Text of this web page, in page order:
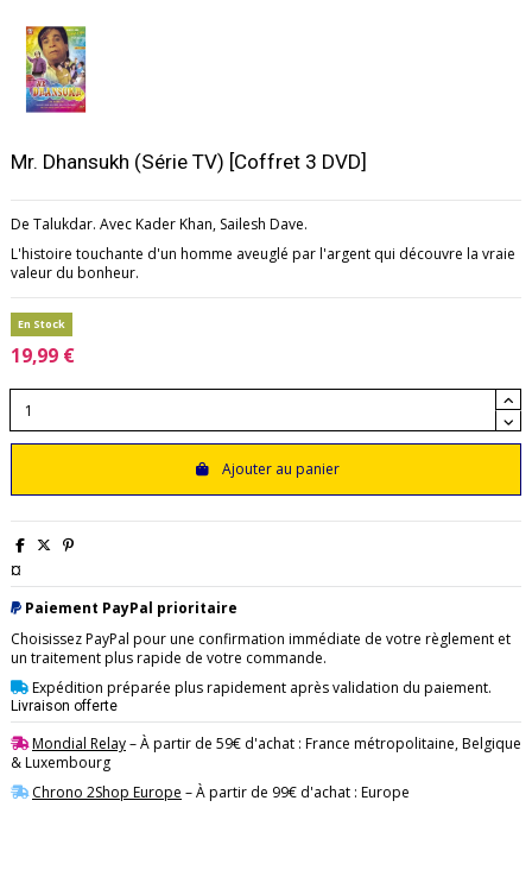
Mr. Dhansukh (Série TV) [Coffret 3 DVD]
De Talukdar. Avec Kader Khan, Sailesh Dave.
L'histoire touchante d'un homme aveuglé par l'argent qui découvre la vraie
valeur du bonheur.
En Stock
19,99 €
Ajouter au panier
¤
Paiement PayPal prioritaire
Choisissez PayPal pour une confirmation immédiate de votre règlement et
un traitement plus rapide de votre commande.
Expédition préparée plus rapidement après validation du paiement.
Livraison offerte
Mondial Relay– À partir de 59€ d'achat : France métropolitaine, Belgique
& Luxembourg
Chrono 2Shop Europe – À partir de 99€ d'achat : Europe